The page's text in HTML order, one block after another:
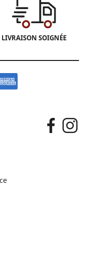
LIVRAISON SOIGNÉE